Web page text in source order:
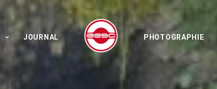
JOURNAL PHOTOGRAPHIE